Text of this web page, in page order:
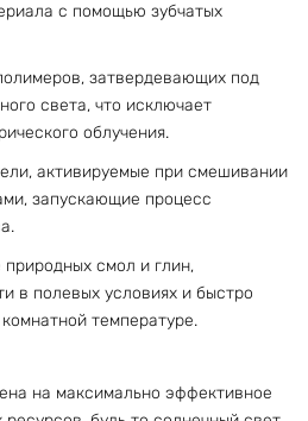
с помощью зубчатых
затвердевающих под
света, что исключает
облучения.
активируемые при смешивании
запускающие процесс
смол и глин,
в полевых условиях и быстро
температуре.
на максимально эффективное